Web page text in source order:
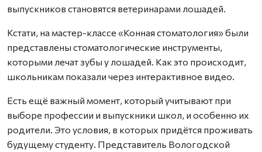
выпускников становятся ветеринарами лошадей.
Кстати, на мастер-классе «Конная стоматология» были
представлены стоматологические инструменты,
которыми лечат зубы у лошадей. Как это происходит,
школьникам показали через интерактивное видео.
Есть ещё важный момент, который учитывают при
выборе профессии и выпускники школ, и особенно их
родители. Это условия, в которых придётся проживать
будущему студенту. Представитель Вологодской